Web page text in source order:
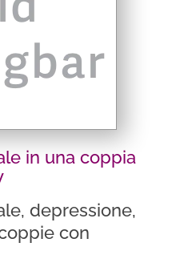
in una coppia
depressione,
con